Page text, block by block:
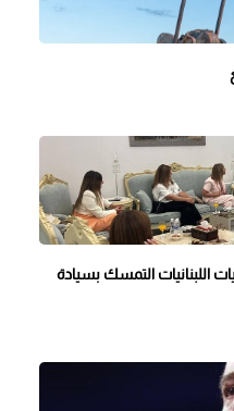
اللبنانيات التمسك بسيادة